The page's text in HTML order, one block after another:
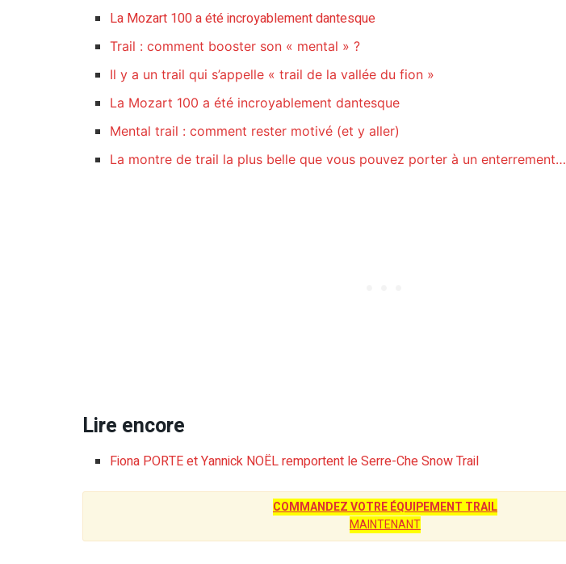
La Mozart 100 a été incroyablement dantesque
Trail : comment booster son « mental » ?
Il y a un trail qui s’appelle « trail de la vallée du fion »
La Mozart 100 a été incroyablement dantesque
Mental trail : comment rester motivé (et y aller)
La montre de trail la plus belle que vous pouvez porter à un enterrement…
Lire encore
Fiona PORTE et Yannick NOËL remportent le Serre-Che Snow Trail
COMMANDEZ VOTRE ÉQUIPEMENT TRAIL
MAINTENANT